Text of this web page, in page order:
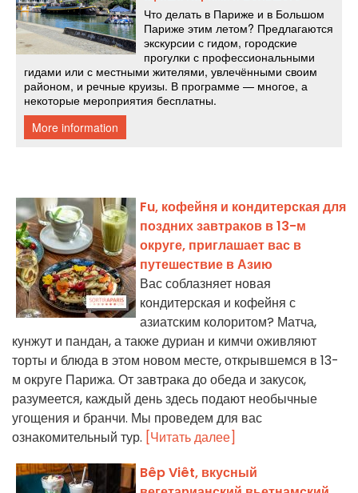
Fu, кофейня и кондитерская для
поздних завтраков в 13-м
округе, приглашает вас в
путешествие в Азию
Вас соблазняет новая
кондитерская и кофейня с
азиатским колоритом? Матча,
кунжут и пандан, а также дуриан и кимчи оживляют
торты и блюда в этом новом месте, открывшемся в 13-
м округе Парижа. От завтрака до обеда и закусок,
разумеется, каждый день здесь подают необычные
угощения и бранчи. Мы проведем для вас
ознакомительный тур. [Читать далее]
Bêp Viêt, вкусный